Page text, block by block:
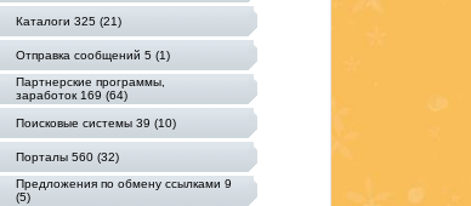
Каталоги 325 (21)
Отправка сообщений 5 (1)
Партнерские программы,
заработок 169 (64)
Поисковые системы 39 (10)
Порталы 560 (32)
Предложения по обмену ссылками 9
(5)